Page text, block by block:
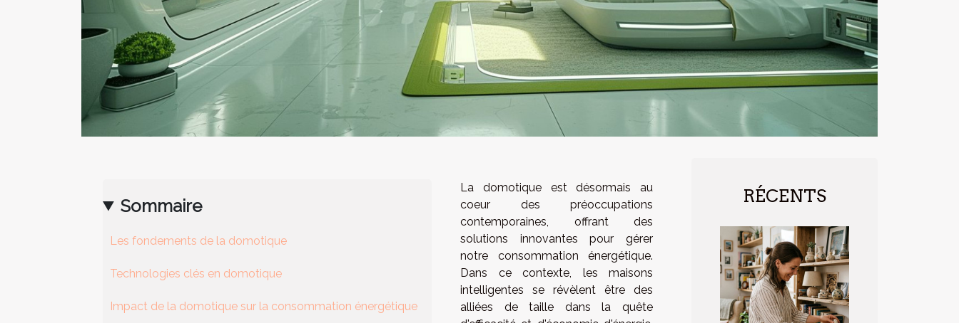
Sommaire
Les fondements de la domotique
Technologies clés en domotique
Impact de la domotique sur la consommation énergétique
La domotique est désormais au
coeur des préoccupations
contemporaines, offrant des
solutions innovantes pour gérer
notre consommation énergétique.
Dans ce contexte, les maisons
intelligentes se révèlent être des
alliées de taille dans la quête
RÉCENTS